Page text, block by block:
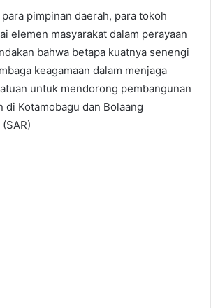
pimpinan daerah, para tokoh
elemen masyarakat dalam perayaan
bahwa betapa kuatnya senengi
keagamaan dalam menjaga
untuk mendorong pembangunan
di Kotamobagu dan Bolaang